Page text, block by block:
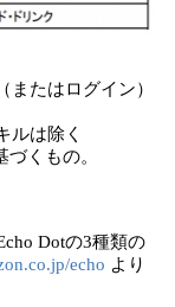
たはログイン）
ルは除く
くもの。
Dotの3種類の
echo より